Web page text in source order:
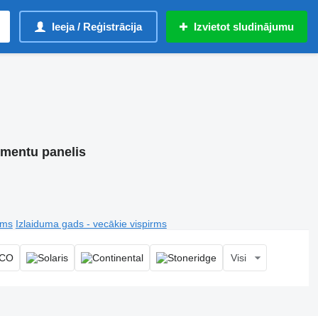
Ieeja / Reģistrācija Izvietot sludinājumu
panelis
Izlaiduma gads - vecākie vispirms
Visi